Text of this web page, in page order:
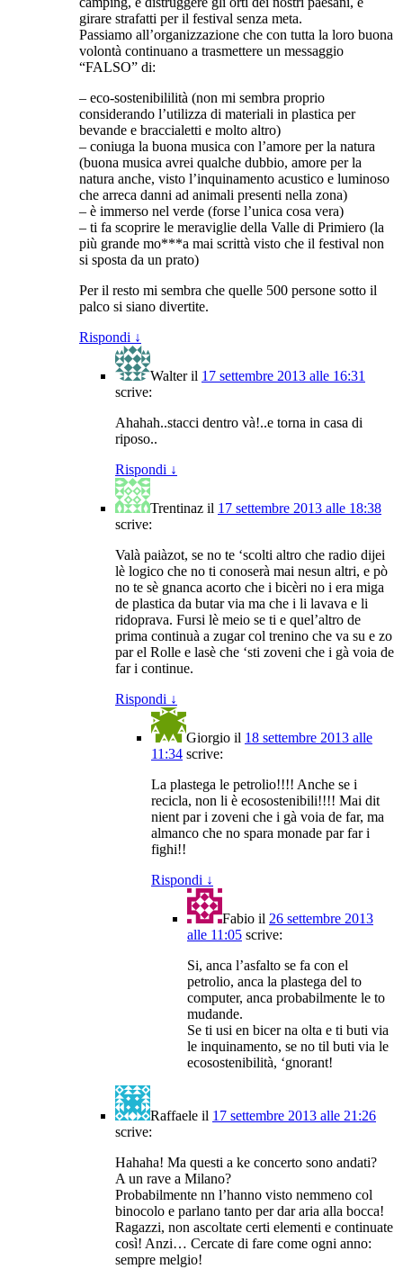
girare strafatti per il festival senza meta.
Passiamo all’organizzazione che con tutta la loro buona
volontà continuano a trasmettere un messaggio
“FALSO” di:
– eco-sostenibililità (non mi sembra proprio
considerando l’utilizza di materiali in plastica per
bevande e braccialetti e molto altro)
– coniuga la buona musica con l’amore per la natura
(buona musica avrei qualche dubbio, amore per la
natura anche, visto l’inquinamento acustico e luminoso
che arreca danni ad animali presenti nella zona)
– è immerso nel verde (forse l’unica cosa vera)
– ti fa scoprire le meraviglie della Valle di Primiero (la
più grande mo***a mai scrittà visto che il festival non
si sposta da un prato)
Per il resto mi sembra che quelle 500 persone sotto il
palco si siano divertite.
Rispondi ↓
Walteril 17 settembre 2013 alle 16:31
scrive:
Ahahah..stacci dentro và!..e torna in casa di
riposo..
Rispondi ↓
Trentinaz il 17 settembre 2013 alle 18:38
scrive:
Valà paiàzot, se no te ‘scolti altro che radio dijei
lè logico che no ti conoserà mai nesun altri, e pò
no te sè gnanca acorto che i bicèri no i era miga
de plastica da butar via ma che i li lavava e li
ridoprava. Fursi lè meio se ti e quel’altro de
prima continuà a zugar col trenino che va su e zo
par el Rolle e lasè che ‘sti zoveni che i gà voia de
far i continue.
Rispondi ↓
Giorgio il 18 settembre 2013 alle
11:34 scrive:
La plastega le petrolio!!!! Anche se i
recicla, non li è ecosostenibili!!!! Mai dit
nient par i zoveni che i gà voia de far, ma
almanco che no spara monade par far i
fighi!!
Rispondi ↓
Fabio il 26 settembre 2013
alle 11:05 scrive:
Si, anca l’asfalto se fa con el
petrolio, anca la plastega del to
computer, anca probabilmente le to
mudande.
Se ti usi en bicer na olta e ti buti via
le inquinamento, se no til buti via le
ecosostenibilità, ‘gnorant!
Raffaele il 17 settembre 2013 alle 21:26
scrive:
Hahaha! Ma questi a ke concerto sono andati?
A un rave a Milano?
Probabilmente nn l’hanno visto nemmeno col
binocolo e parlano tanto per dar aria alla bocca!
Ragazzi, non ascoltate certi elementi e continuate
così! Anzi… Cercate di fare come ogni anno:
sempre melgio!